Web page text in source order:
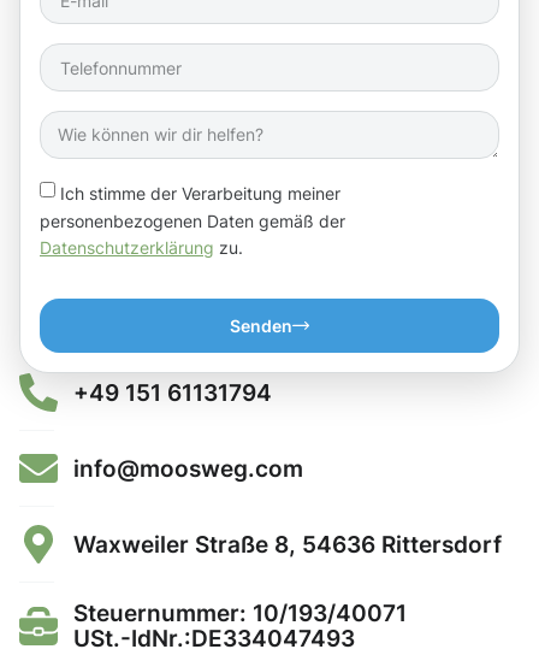
Ich stimme der Verarbeitung meiner
personenbezogenen Daten gemäß der
Datenschutzerklärung zu.
Senden
+49 151 61131794
info@moosweg.com
Waxweiler Straße 8, 54636 Rittersdorf
Steuernummer: 10/193/40071
USt.-IdNr.:DE334047493